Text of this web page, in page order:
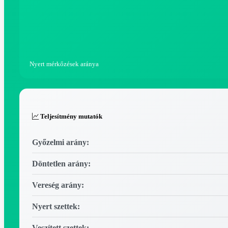
Nyert mérkőzések aránya
Teljesítmény mutatók
Győzelmi arány:
Döntetlen arány:
Vereség arány:
Nyert szettek: